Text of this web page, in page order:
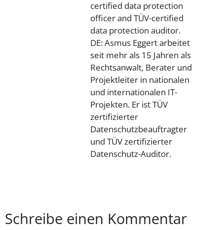
certified data protection
officer and TÜV-certified
data protection auditor.
DE: Asmus Eggert arbeitet
seit mehr als 15 Jahren als
Rechtsanwalt, Berater und
Projektleiter in nationalen
und internationalen IT-
Projekten. Er ist TÜV
zertifizierter
Datenschutzbeauftragter
und TÜV zertifizierter
Datenschutz-Auditor.
Schreibe einen Kommentar